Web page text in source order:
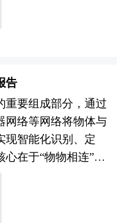
二线城市，而深圳则
城市。 本报告由中
院发展研究中心、
行业研究网、全国及
信息等公布和提供的
业发展情况、发展
分析，对我国网络
京、广东等地主要网
进行了分析，揭示了
的前景与风险。报告
求与潜在机会，为
极大的参考价值。
年官方预算增
建设是重点投入领
招标流程、提高采
“一带一路”沿线国
盈利增长提供了新渠
器件国产化（如某
要降本路径，也是
技术的成熟，进口
“整体调整、局部
阶段性需求和技术
计算机技术的发展，
和机构开始尝试运用
内容审核，主要采
频等内容进行初步
较低。 AI技术深度
技术的不断发展，机
应用于内容审核领
核成为主要方式，审
，随着深度学习等技
性和效率上取得了显
机视觉、语音识别等
告
重要组成部分，通过
网络等网络将物体与
现智能化识别、定
在于“物物相连”，
“产业园区”是执行
，园区在改善区域投